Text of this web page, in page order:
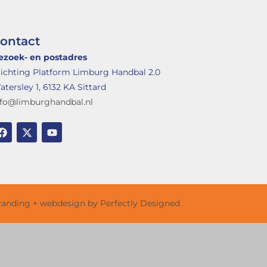
en postadres
Platform Limburg Handbal 2.0
1, 6132 KA Sittard
+ webdesign by Perfectly Designed